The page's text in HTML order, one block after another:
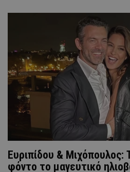
Ευριπίδου &
φόντο το μαγευτικό